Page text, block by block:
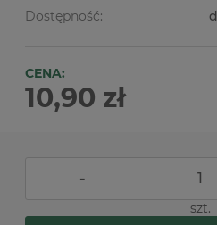
Dostępność:
CENA:
10,90 zł
-
szt.